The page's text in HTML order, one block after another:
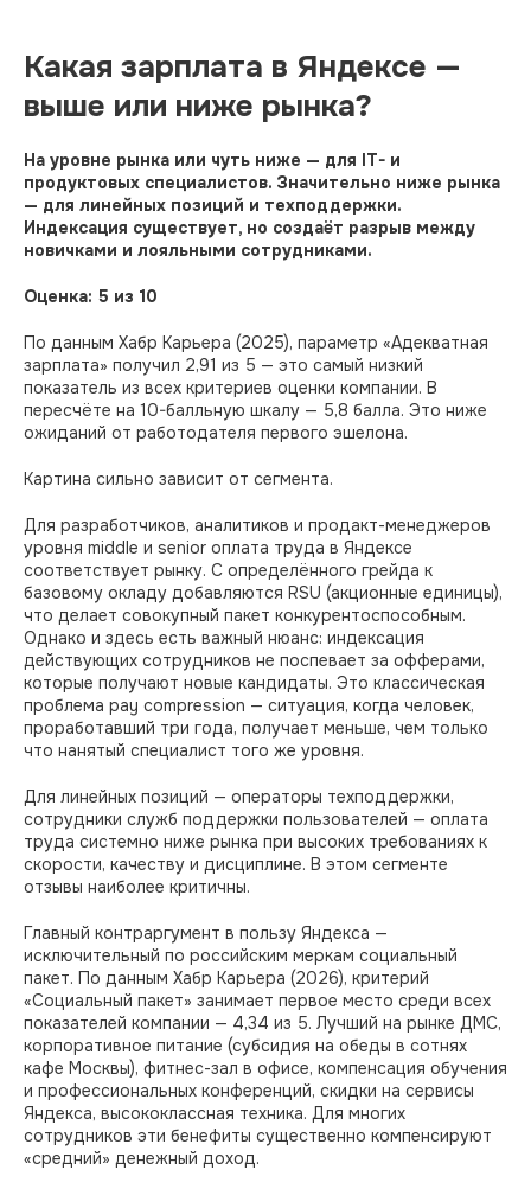
Какая зарплата в Яндексе —
выше или ниже рынка?
На уровне рынка или чуть ниже — для IT- и
продуктовых специалистов. Значительно ниже рынка
— для линейных позиций и техподдержки.
Индексация существует, но создаёт разрыв между
новичками и лояльными сотрудниками.
Оценка: 5 из 10
По данным Хабр Карьера (2025), параметр «Адекватная
зарплата» получил 2,91 из 5 — это самый низкий
показатель из всех критериев оценки компании. В
пересчёте на 10-балльную шкалу — 5,8 балла. Это ниже
ожиданий от работодателя первого эшелона.
Картина сильно зависит от сегмента.
Для разработчиков, аналитиков и продакт-менеджеров
уровня middle и senior оплата труда в Яндексе
соответствует рынку. С определённого грейда к
базовому окладу добавляются RSU (акционные единицы),
что делает совокупный пакет конкурентоспособным.
Однако и здесь есть важный нюанс: индексация
действующих сотрудников не поспевает за офферами,
которые получают новые кандидаты. Это классическая
проблема pay compression — ситуация, когда человек,
проработавший три года, получает меньше, чем только
что нанятый специалист того же уровня.
Для линейных позиций — операторы техподдержки,
сотрудники служб поддержки пользователей — оплата
труда системно ниже рынка при высоких требованиях к
скорости, качеству и дисциплине. В этом сегменте
отзывы наиболее критичны.
Главный контраргумент в пользу Яндекса —
исключительный по российским меркам социальный
пакет. По данным Хабр Карьера (2026), критерий
«Социальный пакет» занимает первое место среди всех
показателей компании — 4,34 из 5. Лучший на рынке ДМС,
корпоративное питание (субсидия на обеды в сотнях
кафе Москвы), фитнес-зал в офисе, компенсация обучения
и профессиональных конференций, скидки на сервисы
Яндекса, высококлассная техника. Для многих
сотрудников эти бенефиты существенно компенсируют
«средний» денежный доход.